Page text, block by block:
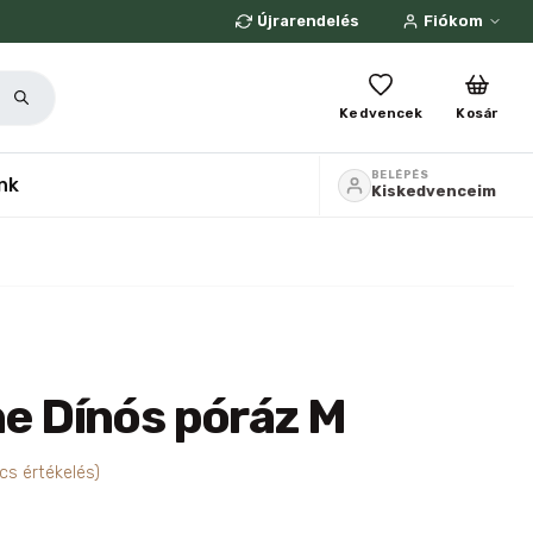
Újrarendelés Fiókom
Kedvencek Kosár
BELÉPÉS
Kiskedvenceim
Dínós póráz M
értékelés)